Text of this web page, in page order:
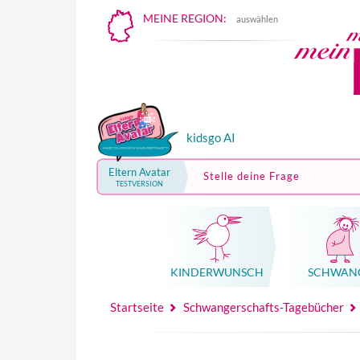
MEINE REGION: auswählen
kidsgo AI
Eltern Avatar
TESTVERSION
Stelle deine Frage
KINDER­WUNSCH
Startseite Schwangerschafts-Tagebücher